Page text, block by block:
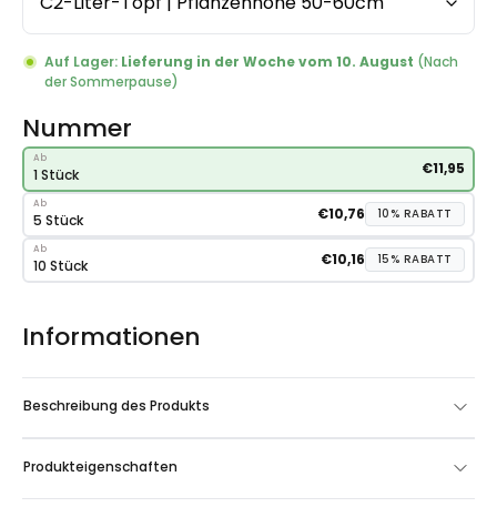
Auf Lager: Lieferung in der Woche vom 10. August (Nach
der Sommerpause)
Nummer
Ab
1 Stück €11,95
Ab
5 Stück €10,76 10% RABATT
Ab
10 Stück €10,16 15% RABATT
Informationen
Beschreibung des Produkts
Produkteigenschaften